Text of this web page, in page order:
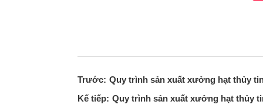
Trước: Quy trình sản xuất xưởng hạt thủy
Kế tiếp: Quy trình sản xuất xưởng hạt thủy